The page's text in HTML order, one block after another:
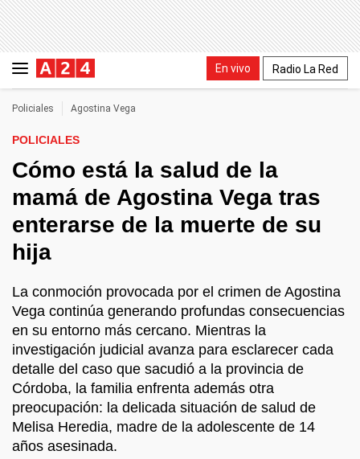
En vivo Radio La Red
Policiales Agostina Vega
POLICIALES
Cómo está la salud de la
mamá de Agostina Vega tras
enterarse de la muerte de su
hija
La conmoción provocada por el crimen de Agostina
Vega continúa generando profundas consecuencias
en su entorno más cercano. Mientras la
investigación judicial avanza para esclarecer cada
detalle del caso que sacudió a la provincia de
Córdoba, la familia enfrenta además otra
preocupación: la delicada situación de salud de
Melisa Heredia, madre de la adolescente de 14
años asesinada.